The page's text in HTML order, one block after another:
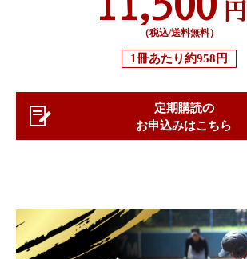
円
（税込/送料無料）
1冊あたり約958円
定期購読の
お申込みはこちら